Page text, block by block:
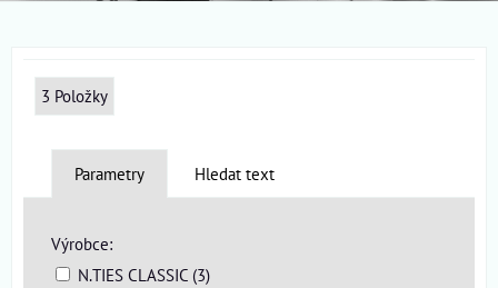
3 Položky
Parametry Hledat text
Výrobce:
N.TIES CLASSIC (3)